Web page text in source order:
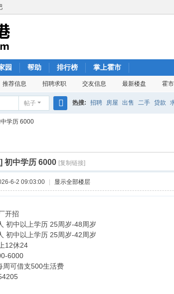
园 帮助 排行榜 掌上霍市
推荐信息 招聘求职 交友信息 最新楼盘 霍
帖子 热搜: 招聘 房屋 出售 二手 贷款
学历 6000
初中学历 6000 [复制链接]
6-2 09:03:00 显示全部楼层
开招
初中以上学历 25周岁-48周岁
初中以上学历 25周岁-42周岁
12休24
6000
周可借支500生活费